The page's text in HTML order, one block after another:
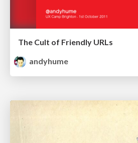
The Cult of Friendly URLs
andyhume